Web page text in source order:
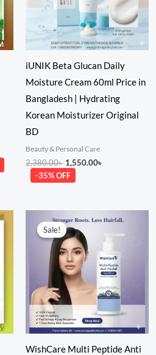
iUNIK Beta Glucan Daily
Moisture Cream 60ml Price in
Bangladesh | Hydrating
Korean Moisturizer Original
BD
Beauty & Personal Care
2,380.00৳ 1,550.00৳
-35% OFF
Sale!
Sale!
WishCare Multi Peptide Anti
price
was:
1,680.00৳ .
price